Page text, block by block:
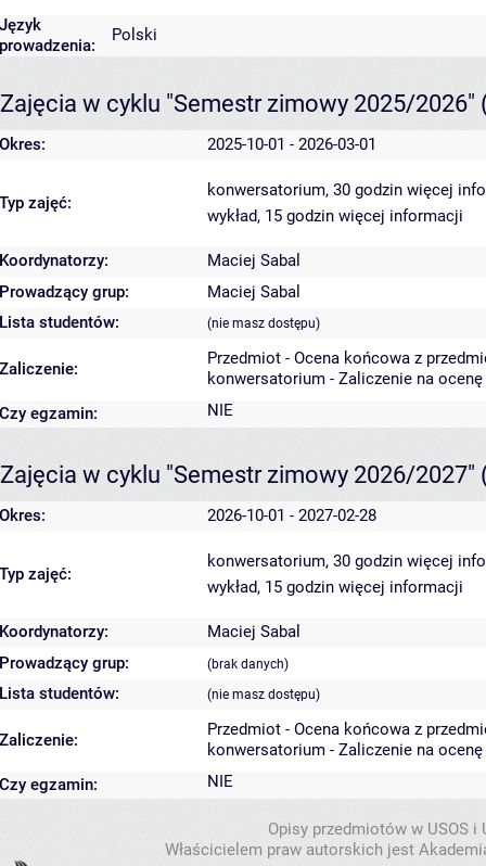
Język
prowadzenia:
Polski
Zajęcia w cyklu "Semestr zimowy 2025/2026"
Okres: 2025-10-01 - 2026-03-01
Typ zajęć:
konwersatorium, 30 godzin więcej
wykład, 15 godzin więcej informacji
Koordynatorzy:
Maciej Sabal
Prowadzący grup:
Maciej Sabal
Lista studentów:
(nie masz dostępu)
Zaliczenie:
Przedmiot - Ocena końcowa z
konwersatorium - Zaliczenie na ocenę
Czy egzamin:
NIE
Zajęcia w cyklu "Semestr zimowy 2026/2027"
Okres: 2026-10-01 - 2027-02-28
Typ zajęć:
konwersatorium, 30 godzin więcej
wykład, 15 godzin więcej informacji
Koordynatorzy:
Maciej Sabal
Prowadzący grup:
(brak danych)
Lista studentów: (nie masz dostępu)
Zaliczenie:
Przedmiot - Ocena końcowa z
konwersatorium - Zaliczenie na ocenę
Czy egzamin:
NIE
Opisy przedmiotów w USOS
Właścicielem praw autorskich jest